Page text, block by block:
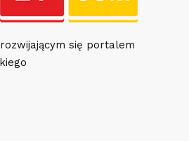
się portalem